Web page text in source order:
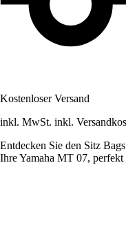
Kostenloser Versand
inkl. MwSt. inkl.
Entdecken Sie den Sitz
Ihre Yamaha MT 07,